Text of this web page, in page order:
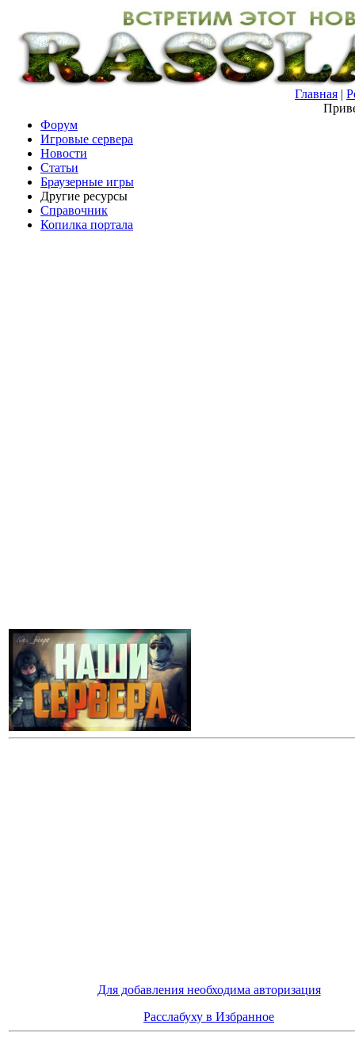
Главная |
Форум
Игровые сервера
Новости
Статьи
Браузерные игры
Другие ресурсы
Справочник
Копилка портала
Для добавления необходима авторизация
Расслабуху в Избранное